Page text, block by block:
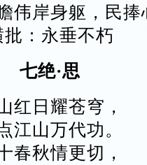
伟岸身躯，民
批：永垂不朽
七绝·思
红日耀苍穹，
江山万代功。
春秋情更切，